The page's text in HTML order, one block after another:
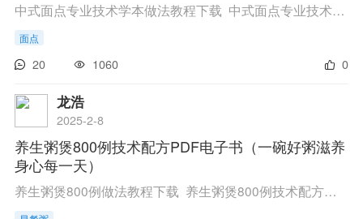
中式面点专业技术学本做法教程下载 中式面点专业技术学本配方资料教程 链接 点此进入百度网盘下载 ...
面点
20 1060 0
龙浩
2025-2-8
养生粥煲800例技术配方PDF电子书（一碗好粥滋养
身心每一天）
养生粥煲800例做法教程下载 养生粥煲800例技术配方教程 链接 点此进入百度网盘下载 提取...